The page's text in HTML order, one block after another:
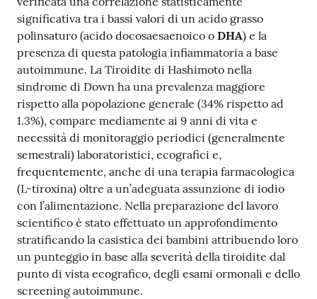
significativa tra i bassi valori di un acido grasso
polinsaturo (acido docosaesaenoico o DHA) e la
presenza di questa patologia infiammatoria a base
autoimmune. La Tiroidite di Hashimoto nella
sindrome di Down ha una prevalenza maggiore
rispetto alla popolazione generale (34% rispetto ad
1.3%), compare mediamente ai 9 anni di vita e
necessità di monitoraggio periodici (generalmente
semestrali) laboratoristici, ecografici e,
frequentemente, anche di una terapia farmacologica
(L-tiroxina) oltre a un’adeguata assunzione di iodio
con l’alimentazione. Nella preparazione del lavoro
scientifico è stato effettuato un approfondimento
stratificando la casistica dei bambini attribuendo loro
un punteggio in base alla severità della tiroidite dal
punto di vista ecografico, degli esami ormonali e dello
screening autoimmune.